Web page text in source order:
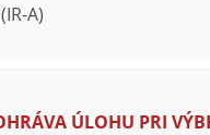
A)
ÚLOHU PRI